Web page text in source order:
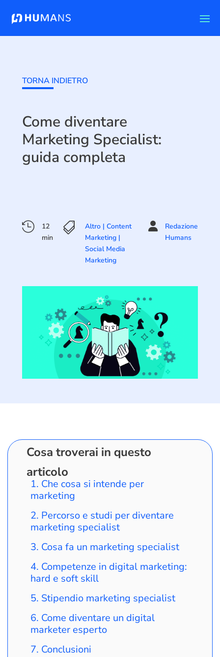
TORNA INDIETRO
Come diventare
Marketing Specialist:
guida completa

12
min
 Altro| Content
Marketing|
Social Media
Marketing

Redazione
Humans
Cosa troverai in questo
articolo
Che cosa si intende per
marketing
Percorso e studi per diventare
marketing specialist
Cosa fa un marketing specialist
Competenze in digital marketing:
hard e soft skill
Stipendio marketing specialist
Come diventare un digital
marketer esperto
Conclusioni